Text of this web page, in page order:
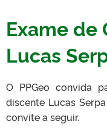
TELEFONES
Exame de
Lucas
O PPGeo convida
discente Lucas
convite a seguir.